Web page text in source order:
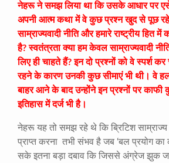
नेहरू ने समझ लिया था कि उसके आधार पर
अपनी आत्म कथा में वे कुछ प्रश्न खुद से पूछ
साम्राज्यवादी नीति और हमारे राष्ट्रीय हित में
है? स्वतंत्रता क्या हम केवल साम्राज्यवादी
लिए ही चाहते हैं? इन दो प्रश्नों को वे स्पर्श
रहने के कारण उनकी कुछ सीमाएं भी थी। वे
बाहर आने के बाद उन्होंने इन प्रश्नों पर
इतिहास में दर्ज भी है।
नेहरू यह तो समझ रहे थे कि ब्रिटिश
प्राप्त करना तभी संभव है जब ‘बल प्रयोग का
सके इतना बड़ा दबाव कि जिससे अंग्रेज झुक